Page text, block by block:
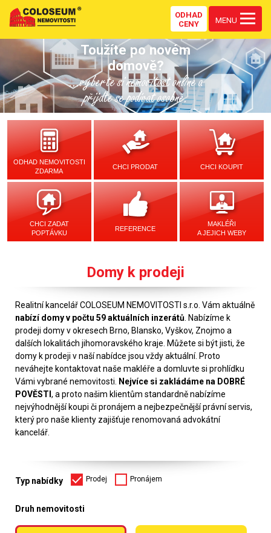
ODHAD
CENY
MENU
Toužíte po novém
domově?
...vyberte si nemovitost online a
přijďte se podívat osobně.
ODHAD NEMOVITOSTI
ZDARMA
CHCI PRODAT CHCI KOUPIT
CHCI ZADAT
POPTÁVKU
REFERENCE
MAKLÉŘI
A JEJICH WEBY
Domy k prodeji
Realitní kancelář COLOSEUM NEMOVITOSTI s.r.o. Vám aktuálně
nabízí domy v počtu 59 aktuálních inzerátů . Nabízíme k
prodeji domy v okresech Brno, Blansko, Vyškov, Znojmo a
dalších lokalitách jihomoravského kraje. Můžete si být jisti, že
domy k prodeji v naší nabídce jsou vždy aktuální. Proto
neváhejte kontaktovat naše makléře a domluvte si prohlídku
Vámi vybrané nemovitosti.
Nejvíce si zakládáme na DOBRÉ
POVĚSTI , a proto našim klientům standardně nabízíme
nejvýhodnější koupi či pronájem a nejbezpečnější právní servis,
který pro naše klienty zajišťuje renomovaná advokátní
kancelář.
Typ nabídky Prodej Pronájem
Druh nemovitosti